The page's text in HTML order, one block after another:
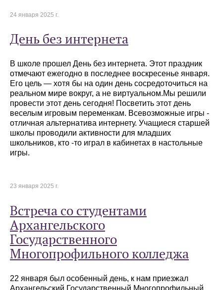
24 января 2025 г.
День без интернета
В школе прошел День без интернета. Этот праздник
отмечают ежегодно в последнее воскресенье января.
Его цель — хотя бы на один день сосредоточиться на
реальном мире вокруг, а не виртуальном.Мы решили
провести этот день сегодня! Посветить этот день
веселым игровым переменкам. Всевозможные игры -
отличная альтернатива интернету. Учащиеся старшей
школы проводили активности для младших
школьников, кто -то играл в кабинетах в настольные
игры.
23 января 2025 г.
Встреча со студентами
Архангельского
Государственного
Многопрофильного колледжа
22 января был особенный день, к нам приезжал